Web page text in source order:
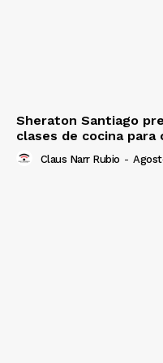
Sheraton Santiago
clases de cocina para
Claus Narr Rubio -